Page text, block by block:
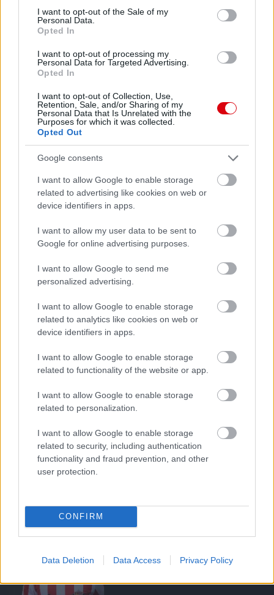
consent section.
I want to opt-out of the Sale of my
Personal Data.
Opted In
I want to opt-out of processing my
Personal Data for Targeted Advertising.
Opted In
I want to opt-out of Collection, Use,
Retention, Sale, and/or Sharing of my
Personal Data that Is Unrelated with the
Purposes for which it was collected.
Opted Out
Google consents
I want to allow Google to enable storage
related to advertising like cookies on web or
device identifiers in apps.
I want to allow my user data to be sent to
Google for online advertising purposes.
I want to allow Google to send me
personalized advertising.
I want to allow Google to enable storage
related to analytics like cookies on web or
device identifiers in apps.
I want to allow Google to enable storage
related to functionality of the website or app.
I want to allow Google to enable storage
related to personalization.
I want to allow Google to enable storage
related to security, including authentication
functionality and fraud prevention, and other
user protection.
CONFIRM
Data Deletion Data Access Privacy Policy
Támogasd adományoddal
Kapcsolódó hírek
DEAN HENDERSON
HIVATALOS: HENDERSON
ELHAGYJA A UNITEDET
TOVÁBBRA SINCS
HOSSZABBÍTÁSÁRÓL
HENDERSONT
MEGMŰTÖTTÉK
KÖLCSÖNJÁTÉKOS SZEMLE:
AMAD A KÖZÉPPONTBAN A